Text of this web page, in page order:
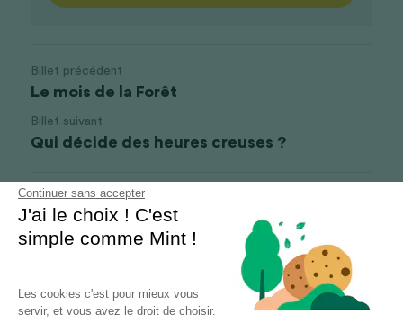
Continuer sans accepter
J'ai le choix ! C'est
simple comme Mint !
Les cookies c'est pour mieux vous
servir, et vous avez le droit de choisir.
Billet précédent
Le mois de la Forêt
Billet suivant
Qui décide des heures creuses ?
Revenir au site